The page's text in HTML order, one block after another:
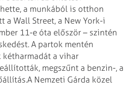
a munkából is otthon
a Wall Street, a New York-i
11-e óta először – szintén
A partok mentén
a vihar
megszűnt a benzin-, a
A Nemzeti Gárda közel